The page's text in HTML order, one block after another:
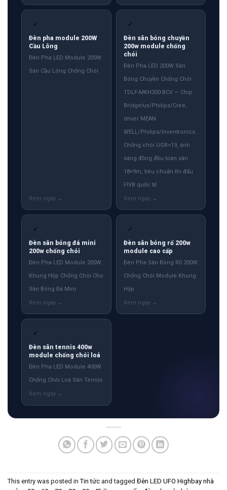
✓
Đèn pha module 200W
Cầu Lông
Đèn Pha LED Module 200W
Sân Cầu Lông Chống Chói
✓
Đèn sân bóng chuyền
200w module chống
chói
Đèn Pha LED 200W Sân
Bóng Chuyền Chống Chói
TDLF-MKH200-BCV — Chip
Bridgelux/Philips/Cree,
driver MEAN
WELL/Philips/Inventronics.
Chống chói UGR<19, ánh
sáng đồng đều toàn sân
18×9m, tiêu chuẩn thi đấu
FIVB quốc tế
✓
Đèn sân bóng đá mini
200w chống chói
Đèn Pha LED Module 200W
Khung Hộp Chống Chói Cho
Sân Bóng Đá Mini
✓
Đèn sân bóng rổ 200w
module cao cấp
Đèn Pha Sân Bóng Rổ 200W
Chống Chói Module Khung
Hộp
✓
Đèn sân tennis 400w
module chống chói loá
Đèn Pha LED Module 400W
Chống Chói Loá Sân Tennis
This entry was posted inTin tức and tagged Đèn LED UFO Highbay nhà